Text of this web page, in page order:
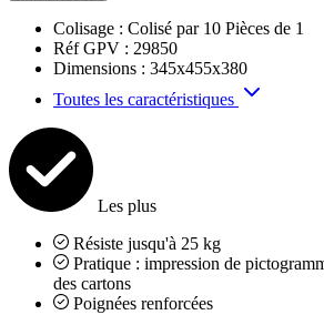
Colisage : Colisé par 10 Pièces de 1
Réf GPV : 29850
Dimensions : 345x455x380
Toutes les caractéristiques
Les plus
Résiste jusqu'à 25 kg
Pratique : impression de
des cartons
Poignées renforcées